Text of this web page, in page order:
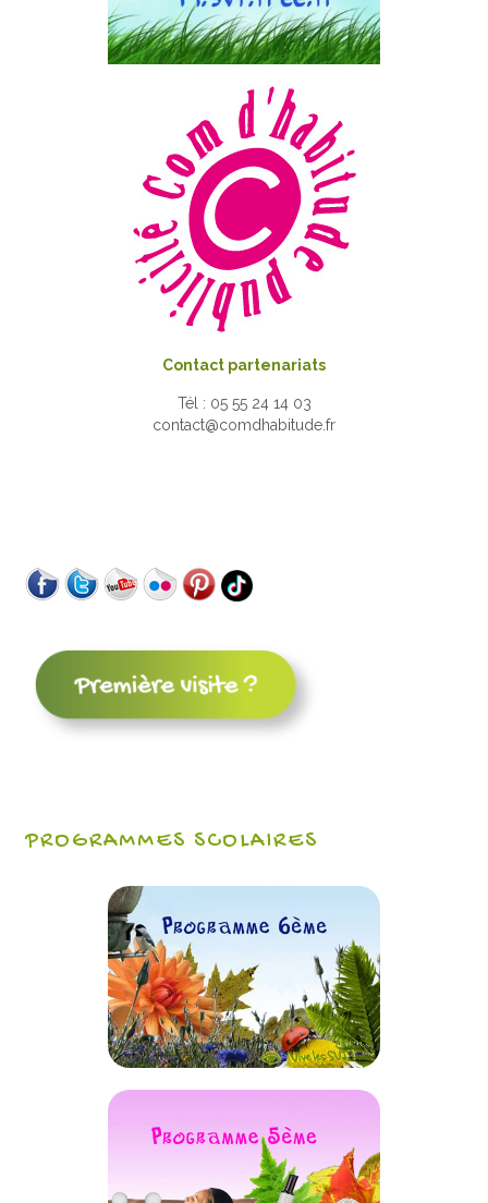
Contact partenariats
Tél : 05 55 24 14 03
contact@comdhabitude.fr
PROGRAMMES SCOLAIRES